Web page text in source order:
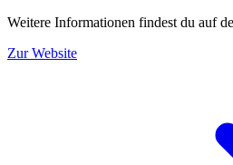
Weitere Informationen findest du auf
Zur Website